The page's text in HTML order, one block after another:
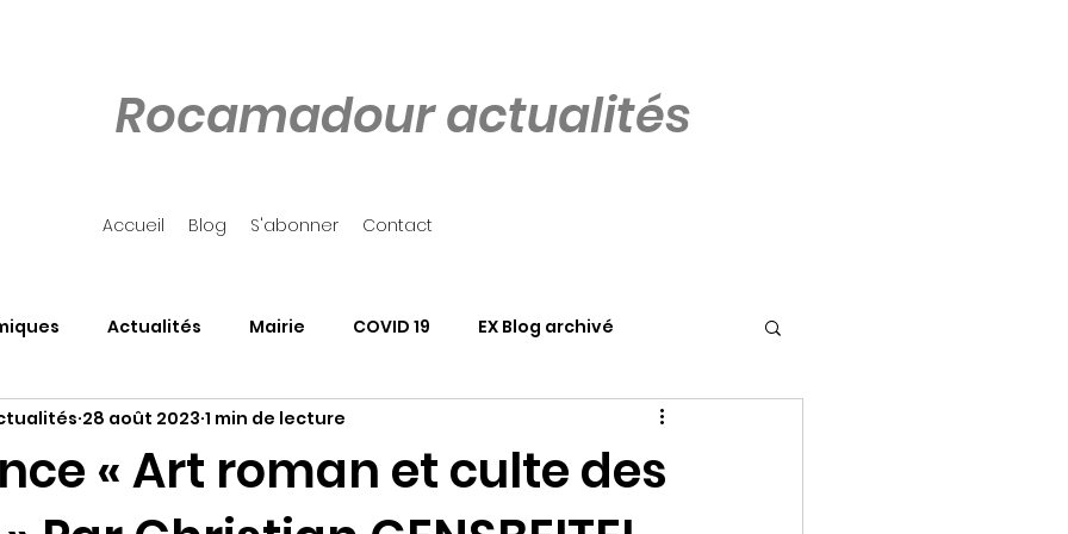
Rocamadour actualités
Accueil Blog S'abonner Contact
Actualités Mairie COVID 19 EX Blog archivé
Côté Rocher Associations
« Art roman et culte des
28 août 2023 1 min de lecture